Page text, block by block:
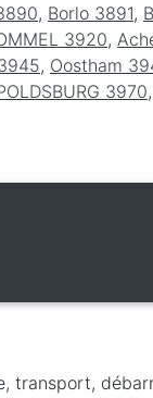
, Borlo 3891,
3920,
, Oostham
3970,
transport,